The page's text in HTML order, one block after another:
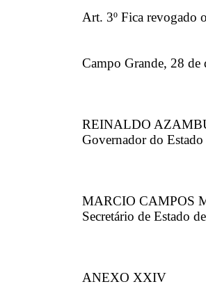
Art. 3º Fica revogado
Campo Grande, 28 de
REINALDO
Governador do Estado
MARCIO CAMPOS
Secretário de Estado
ANEXO XXIV